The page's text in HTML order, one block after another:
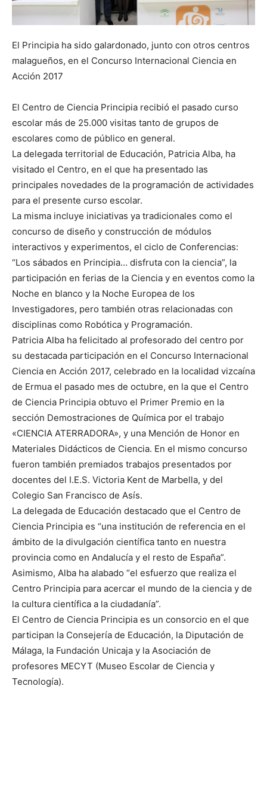
El Principia ha sido galardonado, junto con otros centros
malagueños, en el Concurso Internacional Ciencia en
Acción 2017
El Centro de Ciencia Principia recibió el pasado curso
escolar más de 25.000 visitas tanto de grupos de
escolares como de público en general.
La delegada territorial de Educación, Patricia Alba, ha
visitado el Centro, en el que ha presentado las
principales novedades de la programación de actividades
para el presente curso escolar.
La misma incluye iniciativas ya tradicionales como el
concurso de diseño y construcción de módulos
interactivos y experimentos, el ciclo de Conferencias:
“Los sábados en Principia… disfruta con la ciencia”, la
participación en ferias de la Ciencia y en eventos como la
Noche en blanco y la Noche Europea de los
Investigadores, pero también otras relacionadas con
disciplinas como Robótica y Programación.
Patricia Alba ha felicitado al profesorado del centro por
su destacada participación en el Concurso Internacional
Ciencia en Acción 2017, celebrado en la localidad vizcaína
de Ermua el pasado mes de octubre, en la que el Centro
de Ciencia Principia obtuvo el Primer Premio en la
sección Demostraciones de Química por el trabajo
«CIENCIA ATERRADORA», y una Mención de Honor en
Materiales Didácticos de Ciencia. En el mismo concurso
fueron también premiados trabajos presentados por
docentes del I.E.S. Victoria Kent de Marbella, y del
Colegio San Francisco de Asís.
La delegada de Educación destacado que el Centro de
Ciencia Principia es “una institución de referencia en el
ámbito de la divulgación científica tanto en nuestra
provincia como en Andalucía y el resto de España”.
Asimismo, Alba ha alabado “el esfuerzo que realiza el
Centro Principia para acercar el mundo de la ciencia y de
la cultura científica a la ciudadanía”.
El Centro de Ciencia Principia es un consorcio en el que
participan la Consejería de Educación, la Diputación de
Málaga, la Fundación Unicaja y la Asociación de
profesores MECYT (Museo Escolar de Ciencia y
Tecnología).